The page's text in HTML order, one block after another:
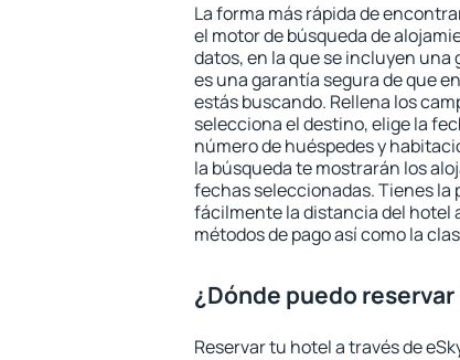
La forma más rápida de
el motor de búsqueda de
datos, en la que se incluyen
es una garantía segura de que
estás buscando. Rellena los
selecciona el destino, elige la
número de huéspedes y
la búsqueda te mostrarán los
fechas seleccionadas. Tienes la
fácilmente la distancia del hotel
métodos de pago así como la
¿Dónde puedo
Reservar tu hotel a través de